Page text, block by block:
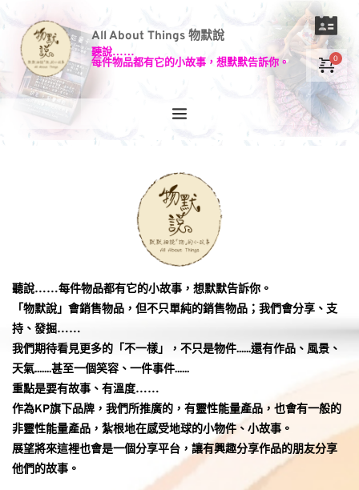
All About Things 物默說
聽說……
每件物品都有它的小故事，想默默告訴你。
聽說……每件物品都有它的小故事，想默默告訴你。
「物默說」會銷售物品，但不只單純的銷售物品；我們會分享、支
持、發掘……
我們期待看見更多的「不一樣」，不只是物件......還有作品、風景、
天氣.......甚至一個笑容、一件事件......
重點是要有故事、有溫度……
作為KP旗下品牌，我們所推廣的，有靈性能量產品，也會有一般的
非靈性能量產品，紮根地在感受地球的小物件、小故事。
展望將來這裡也會是一個分享平台，讓有興趣分享作品的朋友分享
他們的故事。